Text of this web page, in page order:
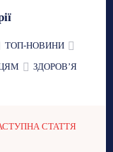
ТОП-НОВИНИ
ЗДОРОВʼЯ
СТАТТЯ